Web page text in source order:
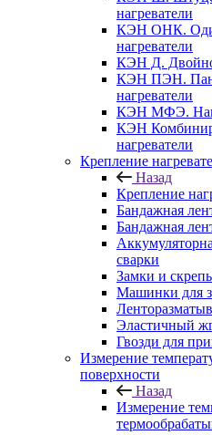
нагреватели
КЭН ОНК.
нагреватели
КЭН Д.
КЭН ПЭН.
нагреватели
КЭН МФЭ.
КЭН
нагреватели
Крепление
Назад
Крепление
Бандажная
Бандажная
сварки
Замки и
Машинки для
Эластичный
Гвозди для
Измерение
поверхности
Назад
Измерение